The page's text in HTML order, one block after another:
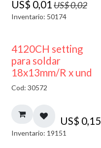
US$ 0,01 US$0,02
Inventario: 50174
4120CH setting
para soldar
18x13mm/R x und
Cod: 30572
US$ 0,15
Inventario: 19151